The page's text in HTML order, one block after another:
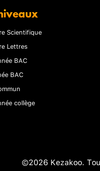
Scientifique
Lettres
BAC
BAC
collège
©2026 Kezakoo.